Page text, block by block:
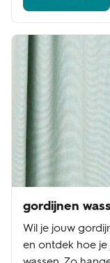
gordijnen
Wil je jouw
en ontdek hoe